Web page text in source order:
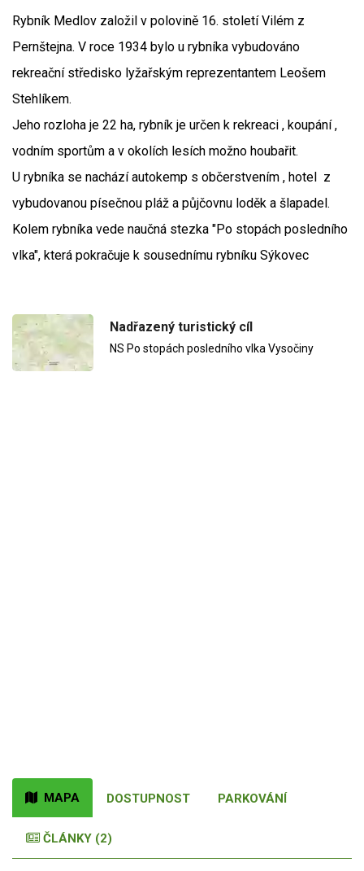
Rybník Medlov založil v polovině 16. století Vilém z
Pernštejna. V roce 1934 bylo u rybníka vybudováno
rekreační středisko lyžařským reprezentantem Leošem
Stehlíkem.
Jeho rozloha je 22 ha, rybník je určen k rekreaci , koupání ,
vodním sportům a v okolích lesích možno houbařit.
U rybníka se nachází autokemp s občerstvením , hotel z
vybudovanou písečnou pláž a půjčovnu loděk a šlapadel.
Kolem rybníka vede naučná stezka "Po stopách posledního
vlka", která pokračuje k sousednímu rybníku Sýkovec
Nadřazený turistický cíl
NS Po stopách posledního vlka Vysočiny
MAPA DOSTUPNOST PARKOVÁNÍ
ČLÁNKY (2)